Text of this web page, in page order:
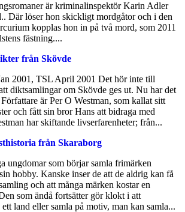
är kriminalinspektör Karin Adler
Där löser hon skickligt mordgåtor och i den
kopplas hon in på två mord, som 2011
fästning....
från Skövde
2001, TSL April 2001 Det hör inte till
diktsamlingar om Skövde ges ut. Nu har det
är Per O Westman, som kallat sitt
och fått sin bror Hans att bidraga med
har skiftande livserfarenheter; från...
från Skaraborg
ungdomar som börjar samla frimärken
hobby. Kanske inser de att de aldrig kan få
och att många märken kostar en
som ändå fortsätter gör klokt i att
ett land eller samla på motiv, man kan samla...